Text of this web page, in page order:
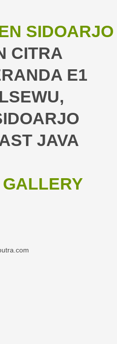
SIDOARJO
CITRA
E1
JAVA